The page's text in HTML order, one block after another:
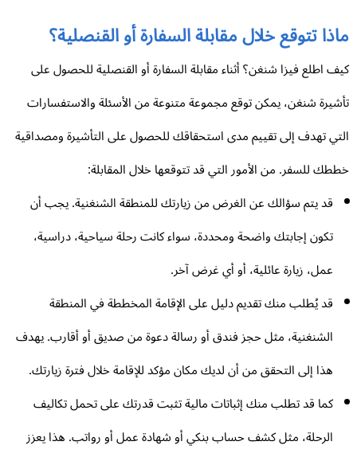
تتوقع خلال مقابلة السفارة أو القنصلية؟
اطلع فيزا شنغن؟ أثناء مقابلة السفارة أو القنصلية للحصول على
شنغن، يمكن توقع مجموعة متنوعة من الأسئلة والاستفسارات
تهدف إلى تقييم مدى استحقاقك للحصول على التأشيرة ومصداقية
للسفر. من الأمور التي قد تتوقعها خلال المقابلة:
قد يتم سؤالك عن الغرض من زيارتك للمنطقة الشنغنية. يجب أن
تكون إجابتك واضحة ومحددة، سواء كانت رحلة سياحية، دراسية،
عمل، زيارة عائلية، أو أي غرض آخر.
قد يُطلب منك تقديم دليل على الإقامة المخططة في المنطقة
الشنغنية، مثل حجز فندق أو رسالة دعوة من صديق أو أقارب. يهدف
هذا إلى التحقق من أن لديك مكان مؤكد للإقامة خلال فترة زيارتك.
كما قد تطلب منك إثباتات مالية تثبت قدرتك على تحمل تكاليف
الرحلة، مثل كشف حساب بنكي أو شهادة عمل أو رواتب. هذا يعزز